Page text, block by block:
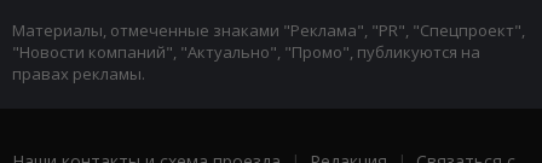
Материалы, отмеченные знаками "Реклама", "PR", "Спецпроект",
"Новости компаний", "Актуально", "Промо", публикуются на
правах рекламы.